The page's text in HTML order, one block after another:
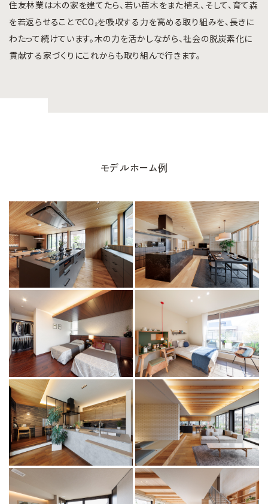
住友林業は木の家を建てたら、若い苗木をまた植え、そして、育て森
を若返らせることでCO₂を吸収する力を高める取り組みを、長きに
わたって続けています。木の力を活かしながら、社会の脱炭素化に
貢献する家づくりにこれからも取り組んで行きます。
モデルホーム例